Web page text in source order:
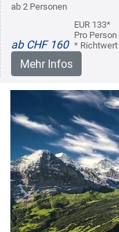
ab 2 Personen
ab CHF 160
EUR 133*
Pro Person
* Richtwert
Mehr Infos